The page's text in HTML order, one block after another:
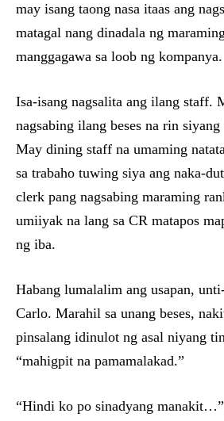
may isang taong nasa itaas ang
matagal nang dinadala ng
manggagawa sa loob ng kompanya.
Isa-isang nagsalita ang ilang staff.
nagsabing ilang beses na rin
May dining staff na umaming
sa trabaho tuwing siya ang naka-
clerk pang nagsabing maraming
umiiyak na lang sa CR matapos
ng iba.
Habang lumalalim ang usapan,
Carlo. Marahil sa unang beses,
pinsalang idinulot ng asal niyang
“mahigpit na pamamalakad.”
“Hindi ko po sinadyang